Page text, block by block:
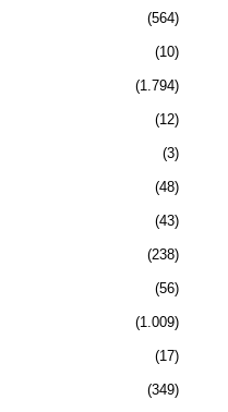
564
10
1.794
12
3
48
43
238
56
1.009
17
349